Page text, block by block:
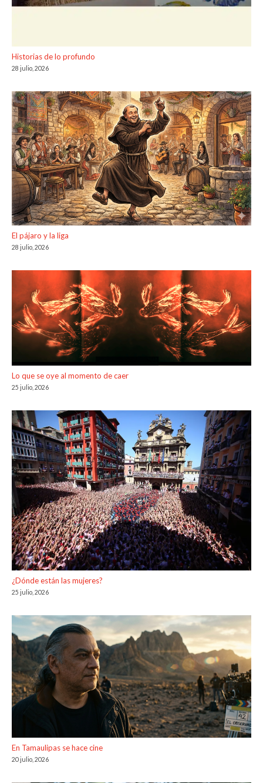
Historias de lo profundo
28 julio, 2026
El pájaro y la liga
28 julio, 2026
Lo que se oye al momento de caer
25 julio, 2026
¿Dónde están las mujeres?
25 julio, 2026
En Tamaulipas se hace cine
20 julio, 2026